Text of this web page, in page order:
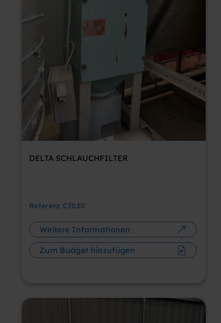
DELTA SCHLAUCHFILTER
Referenz C7020
Weitere Informationen
Zum Budget hinzufügen